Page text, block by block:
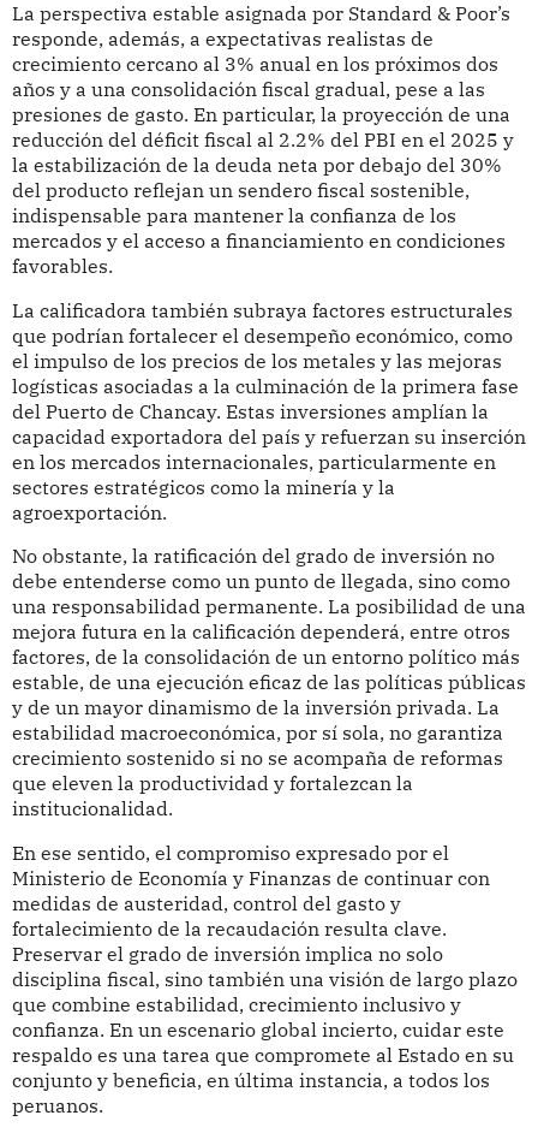
La perspectiva estable asignada por Standard & Poor’s
responde, además, a expectativas realistas de
crecimiento cercano al 3% anual en los próximos dos
años y a una consolidación fiscal gradual, pese a las
presiones de gasto. En particular, la proyección de una
reducción del déficit fiscal al 2.2% del PBI en el 2025 y
la estabilización de la deuda neta por debajo del 30%
del producto reflejan un sendero fiscal sostenible,
indispensable para mantener la confianza de los
mercados y el acceso a financiamiento en condiciones
favorables.
La calificadora también subraya factores estructurales
que podrían fortalecer el desempeño económico, como
el impulso de los precios de los metales y las mejoras
logísticas asociadas a la culminación de la primera fase
del Puerto de Chancay. Estas inversiones amplían la
capacidad exportadora del país y refuerzan su inserción
en los mercados internacionales, particularmente en
sectores estratégicos como la minería y la
agroexportación.
No obstante, la ratificación del grado de inversión no
debe entenderse como un punto de llegada, sino como
una responsabilidad permanente. La posibilidad de una
mejora futura en la calificación dependerá, entre otros
factores, de la consolidación de un entorno político más
estable, de una ejecución eficaz de las políticas públicas
y de un mayor dinamismo de la inversión privada. La
estabilidad macroeconómica, por sí sola, no garantiza
crecimiento sostenido si no se acompaña de reformas
que eleven la productividad y fortalezcan la
institucionalidad.
En ese sentido, el compromiso expresado por el
Ministerio de Economía y Finanzas de continuar con
medidas de austeridad, control del gasto y
fortalecimiento de la recaudación resulta clave.
Preservar el grado de inversión implica no solo
disciplina fiscal, sino también una visión de largo plazo
que combine estabilidad, crecimiento inclusivo y
confianza. En un escenario global incierto, cuidar este
respaldo es una tarea que compromete al Estado en su
conjunto y beneficia, en última instancia, a todos los
peruanos.